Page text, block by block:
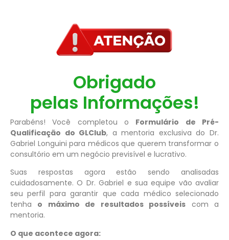
Obrigado
pelas Informações!
Parabéns! Você completou o Formulário de Pré-
Qualificação do GLClub, a mentoria exclusiva do Dr.
Gabriel Longuini para médicos que querem transformar o
consultório em um negócio previsível e lucrativo.
Suas respostas agora estão sendo analisadas
cuidadosamente. O Dr. Gabriel e sua equipe vão avaliar
seu perfil para garantir que cada médico selecionado
tenha o máximo de resultados possíveis com a
mentoria.
O que acontece agora: